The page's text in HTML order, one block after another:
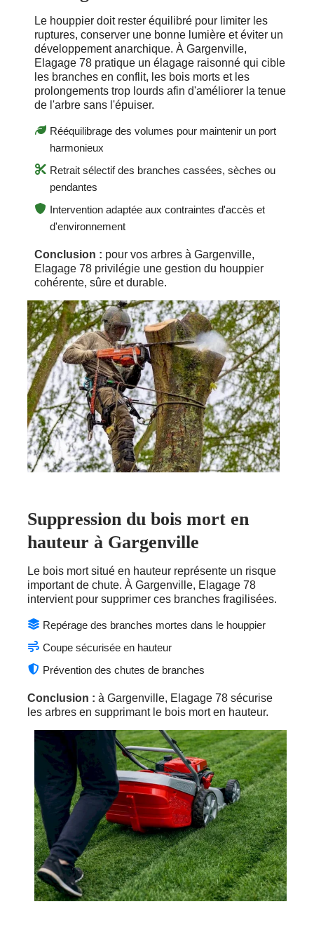
Le houppier doit rester équilibré pour limiter les
ruptures, conserver une bonne lumière et éviter un
développement anarchique. À Gargenville,
Elagage 78 pratique un élagage raisonné qui cible
les branches en conflit, les bois morts et les
prolongements trop lourds afin d'améliorer la tenue
de l'arbre sans l'épuiser.
Rééquilibrage des volumes pour maintenir un port
harmonieux
Retrait sélectif des branches cassées, sèches ou
pendantes
Intervention adaptée aux contraintes d'accès et
d'environnement
Conclusion : pour vos arbres à Gargenville,
Elagage 78 privilégie une gestion du houppier
cohérente, sûre et durable.
Suppression du bois mort en
hauteur à Gargenville
Le bois mort situé en hauteur représente un risque
important de chute. À Gargenville, Elagage 78
intervient pour supprimer ces branches fragilisées.
Repérage des branches mortes dans le houppier
Coupe sécurisée en hauteur
Prévention des chutes de branches
Conclusion : à Gargenville, Elagage 78 sécurise
les arbres en supprimant le bois mort en hauteur.